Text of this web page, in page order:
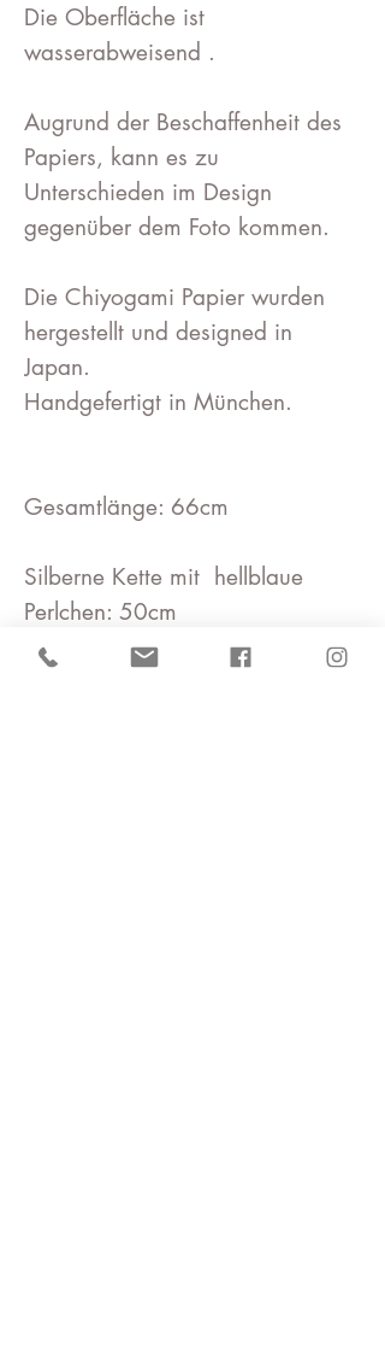
Die Oberfläche ist
wasserabweisend .
Augrund der Beschaffenheit des
Papiers, kann es zu
Unterschieden im Design
gegenüber dem Foto kommen.
Die Chiyogami Papier wurden
hergestellt und designed in
Japan.
Handgefertigt in München.
Gesamtlänge: 66cm
Silberne Kette mit hellblaue
Perlchen: 50cm